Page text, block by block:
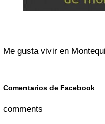
Me gusta vivir en
Comentarios de Facebook
comments